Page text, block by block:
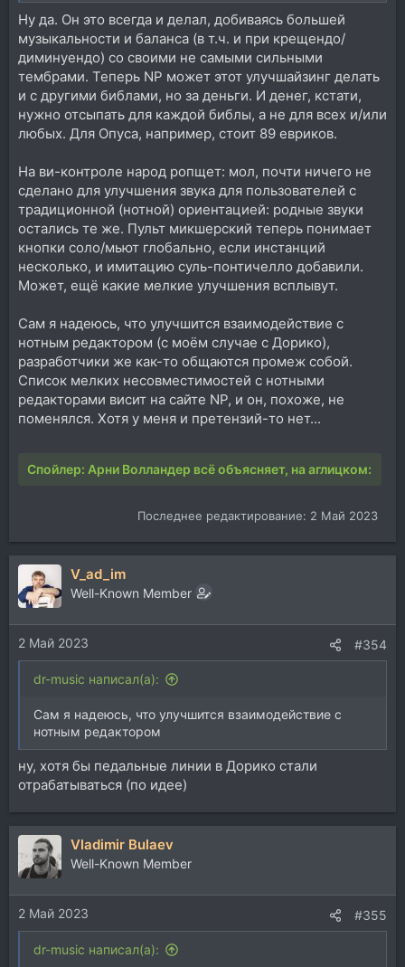
Ну да. Он это всегда и делал, добиваясь большей
музыкальности и баланса (в т.ч. и при крещендо/
диминуендо) со своими не самыми сильными
тембрами. Теперь NP может этот улучшайзинг делать
и с другими библами, но за деньги. И денег, кстати,
нужно отсыпать для каждой библы, а не для всех и/или
любых. Для Опуса, например, стоит 89 евриков.
На ви-контроле народ ропщет: мол, почти ничего не
сделано для улучшения звука для пользователей с
традиционной (нотной) ориентацией: родные звуки
остались те же. Пульт микшерский теперь понимает
кнопки соло/мьют глобально, если инстанций
несколько, и имитацию суль-понтичелло добавили.
Может, ещё какие мелкие улучшения всплывут.
Сам я надеюсь, что улучшится взаимодействие с
нотным редактором (с моём случае с Дорико),
разработчики же как-то общаются промеж собой.
Список мелких несовместимостей с нотными
редакторами висит на сайте NP, и он, похоже, не
поменялся. Хотя у меня и претензий-то нет...
Спойлер: Арни Волландер всё объясняет, на аглицком:
Последнее редактирование: 2 Май 2023
V_ad_im
Well-Known Member
2 Май 2023 #354
dr-music написал(а):
Сам я надеюсь, что улучшится взаимодействие с
нотным редактором
ну, хотя бы педальные линии в Дорико стали
отрабатываться (по идее)
Vladimir Bulaev
Well-Known Member
2 Май 2023 #355
dr-music написал(а):